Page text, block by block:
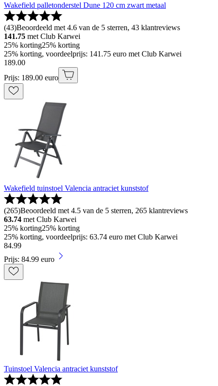
Wakefield palletonderstel Dune 120 cm zwart metaal
(43)Beoordeeld met 4.6 van de 5 sterren, 43 klantreviews
141.75 met Club Karwei
25% korting25% korting
25% korting, voordeelprijs: 141.75 euro met Club Karwei
189.00
Prijs: 189.00 euro
Wakefield tuinstoel Valencia antraciet kunststof
(265)Beoordeeld met 4.5 van de 5 sterren, 265 klantreviews
63.74 met Club Karwei
25% korting25% korting
25% korting, voordeelprijs: 63.74 euro met Club Karwei
84.99
Prijs: 84.99 euro
Tuinstoel Valencia antraciet kunststof